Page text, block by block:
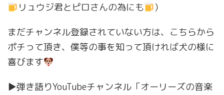
リュウジ君とピロさんの為にも
）
まだチャンネル登録されていない方は、こちらから
ポチって頂き、僕等の事を知って頂ければ犬の様に
喜びます
▶︎弾き語りYouTubeチャンネル「オーリーズの音楽